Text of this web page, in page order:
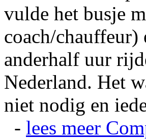
vulde het busje
coach/chauffeur)
anderhalf uur
Nederland. Het
niet nodig en
- lees meer